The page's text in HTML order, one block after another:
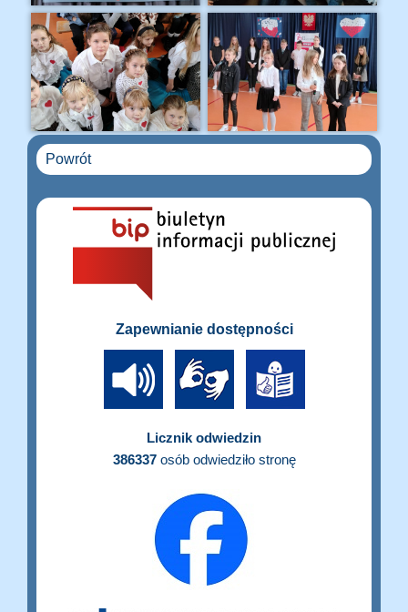
Powrót
Zapewnianie dostępności
Licznik odwiedzin
386337osób odwiedziło stronę